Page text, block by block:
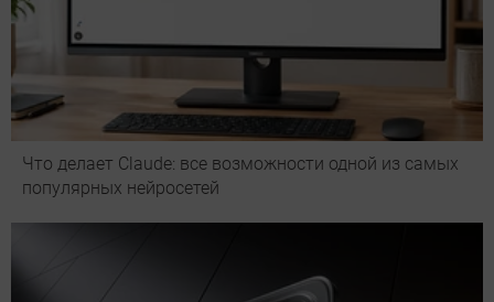
Что делает Сlaude: все возможности одной из самых
популярных нейросетей